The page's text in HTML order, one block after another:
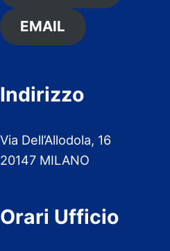
EMAIL
Indirizzo
Via Dell’Allodola, 16
20147 MILANO
Orari Ufficio